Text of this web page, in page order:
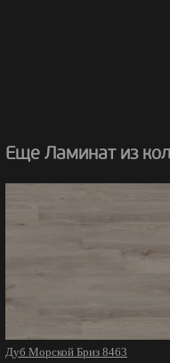
Еще Ламинат из
Дуб Морской Бриз 8463